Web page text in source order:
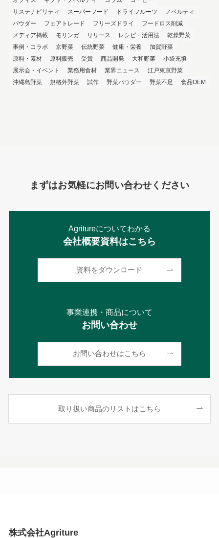
サステナビリティ
スーパーフード ドライフルーツ
ノベルティ
パウダー
フェアトレード フリーズドライ
フードロス削減
メディア掲載
モリンガ リリース レシピ・活用法
乾燥野菜
事例・コラボ
京野菜 伝統野菜 健康・栄養
加賀野菜
原料・素材
原料販売 受賞 商品開発 大和野菜
小袋充填
展示会・イベント
業務用食材 業界ニュース
江戸東京野菜
沖縄島野菜
規格外野菜 試作 野菜パウダー 野菜不足 食品OEM
まずはお気軽にお問い合わせください
Agritureについてわかる
会社概要資料はこちら
資料をダウンロード
事業連携・商品について
お問い合わせ
お問い合わせはこちら
取り扱い商品のリストはこちら
株式会社Agriture